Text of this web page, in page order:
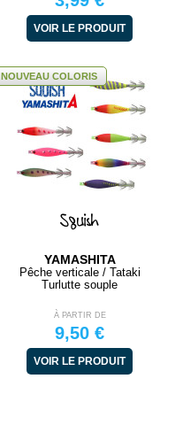
VOIR LE PRODUIT
NOUVEAU COLORIS
Squish
YAMASHITA
Pêche verticale / Tataki
Turlutte souple
À PARTIR DE
9,50 €
VOIR LE PRODUIT